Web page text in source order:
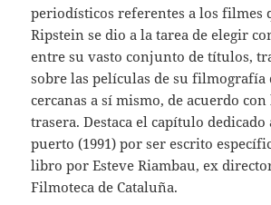
periodísticos referentes a los filmes
Ripstein se dio a la tarea de elegir
entre su vasto conjunto de títulos,
sobre las películas de su filmografía
cercanas a sí mismo, de acuerdo
trasera. Destaca el capítulo
puerto (1991) por ser escrito
libro por Esteve Riambau, ex
Filmoteca de Cataluña.